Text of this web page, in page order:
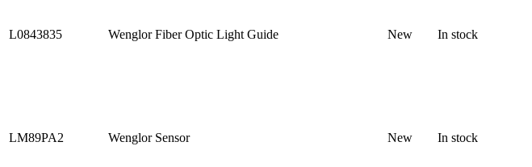
L0843835 Wenglor Fiber Optic Light Guide New In stock
LM89PA2 Wenglor Sensor New In stock